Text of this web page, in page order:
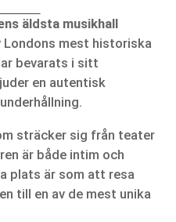
äldsta musikhall
Londons mest historiska
bevarats i sitt
en autentisk
sträcker sig från teater
är både intim och
plats är som att resa
till en av de mest unika